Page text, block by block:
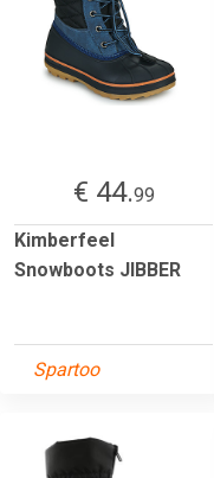
€ 44.99
Kimberfeel
Snowboots JIBBER
Spartoo